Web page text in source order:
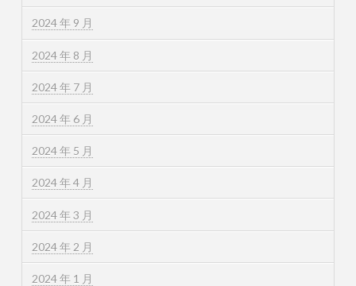
2024 年 9 月
2024 年 8 月
2024 年 7 月
2024 年 6 月
2024 年 5 月
2024 年 4 月
2024 年 3 月
2024 年 2 月
2024 年 1 月